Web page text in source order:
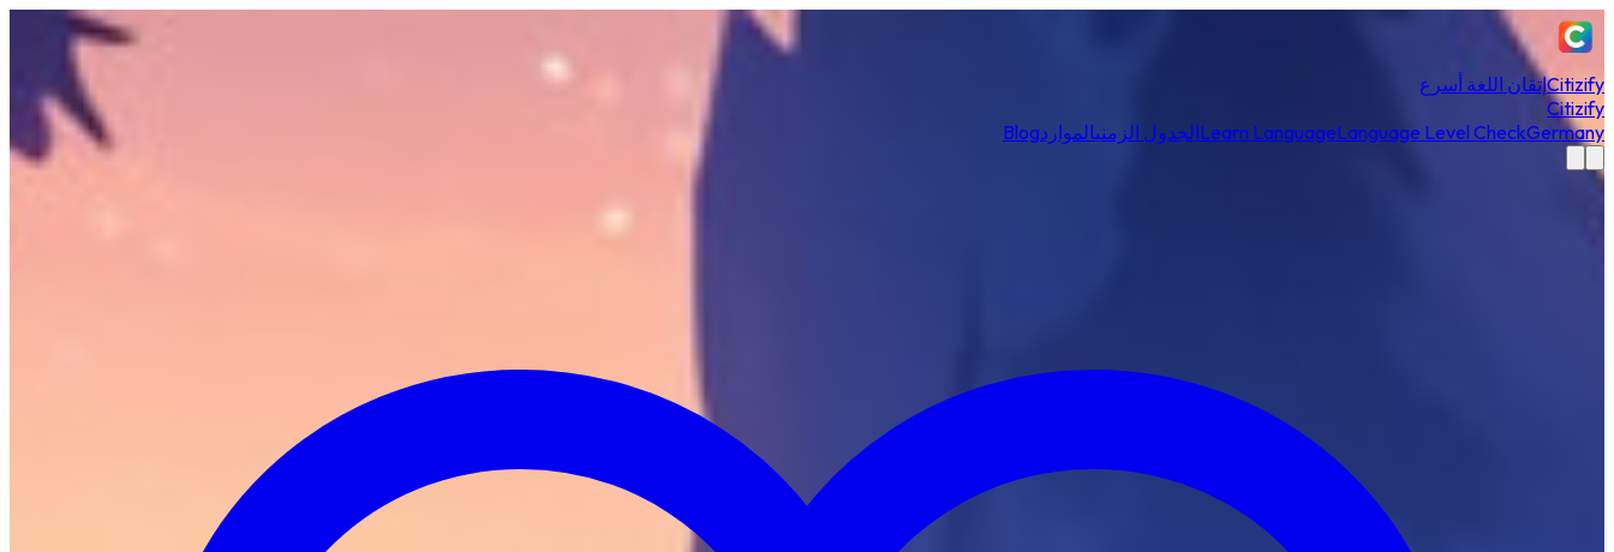
Citizifyإتقان اللغة أسرع
Citizify
Learn LanguageLanguage Level CheckGermany الجدول الزمنيالمواردBlog